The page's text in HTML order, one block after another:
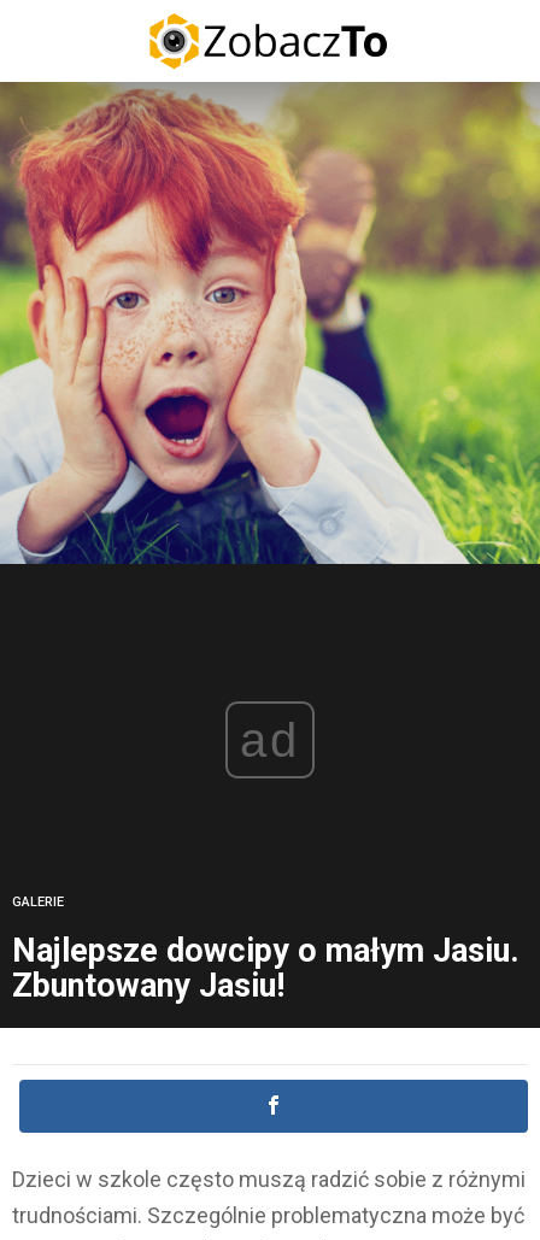
ad
GALERIE
Najlepsze dowcipy o małym Jasiu.
Zbuntowany Jasiu!
Dzieci w szkole często muszą radzić sobie z różnymi
trudnościami. Szczególnie problematyczna może być